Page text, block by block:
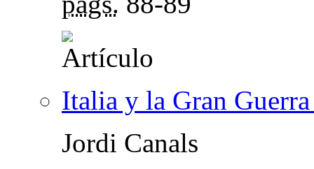
Italia y la Gran
Jordi Canals